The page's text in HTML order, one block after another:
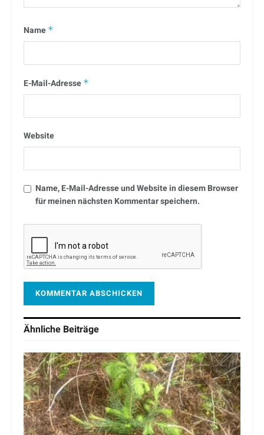
Name *
E-Mail-Adresse *
Website
Name, E-Mail-Adresse und Website in diesem Browser
für meinen nächsten Kommentar speichern.
Ähnliche Beiträge